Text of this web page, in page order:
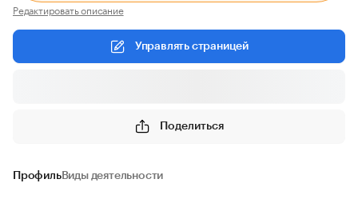
Редактировать описание
Управлять страницей
Поделиться
ПрофильВиды деятельности